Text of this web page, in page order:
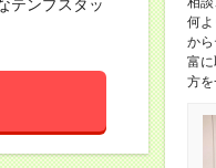
テンプスタッ
何
か
富
方を